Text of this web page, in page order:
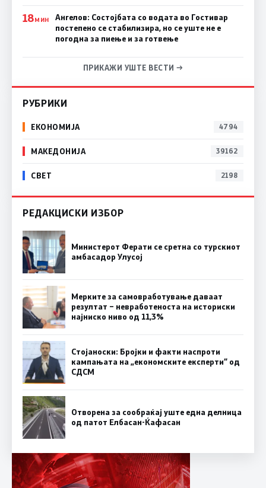
18МИН
Ангелов: Состојбата со водата во Гостивар
постепено се стабилизира, но се уште не е
погодна за пиење и за готвење
ПРИКАЖИ УШТЕ ВЕСТИ →
РУБРИКИ
ЕКОНОМИЈА 4794
МАКЕДОНИЈА 39162
СВЕТ 2198
РЕДАКЦИСКИ ИЗБОР
Министерот Ферати се сретна со турскиот
амбасадор Улусој
Мерките за самовработување даваат
резултат – невработеноста на историски
најниско ниво од 11,3%
Стојаноски: Бројки и факти наспроти
кампањата на „економските експерти“ од
СДСM
Отворена за сообраќај уште една делница
од патот Елбасан-Ќафасан